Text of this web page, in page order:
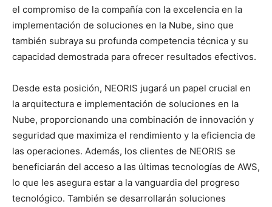
el compromiso de la compañía con la excelencia en la
implementación de soluciones en la Nube, sino que
también subraya su profunda competencia técnica y su
capacidad demostrada para ofrecer resultados efectivos.
Desde esta posición, NEORIS jugará un papel crucial en
la arquitectura e implementación de soluciones en la
Nube, proporcionando una combinación de innovación y
seguridad que maximiza el rendimiento y la eficiencia de
las operaciones. Además, los clientes de NEORIS se
beneficiarán del acceso a las últimas tecnologías de AWS,
lo que les asegura estar a la vanguardia del progreso
tecnológico. También se desarrollarán soluciones